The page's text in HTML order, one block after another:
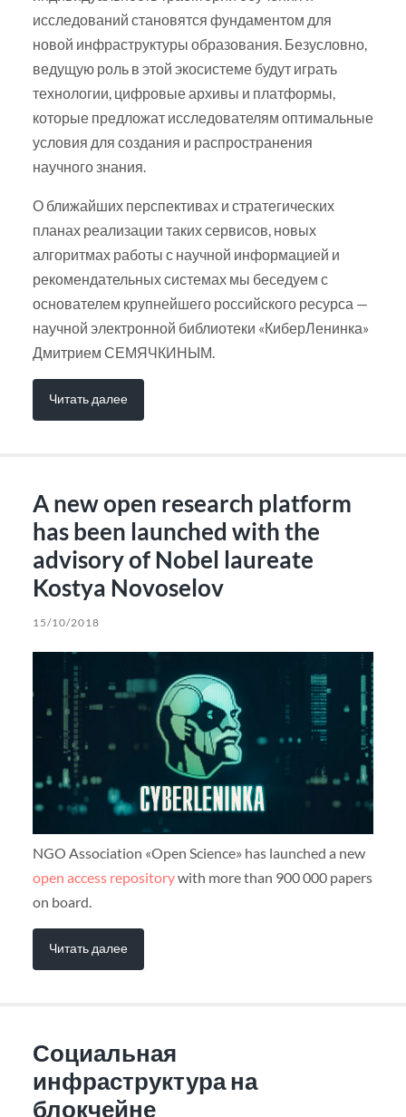
исследований становятся фундаментом для
новой инфраструктуры образования. Безусловно,
ведущую роль в этой экосистеме будут играть
технологии, цифровые архивы и платформы,
которые предложат исследователям оптимальные
условия для создания и распространения
научного знания.
О ближайших перспективах и стратегических
планах реализации таких сервисов, новых
алгоритмах работы с научной информацией и
рекомендательных системах мы беседуем с
основателем крупнейшего российского ресурса —
научной электронной библиотеки «КиберЛенинка»
Дмитрием СЕМЯЧКИНЫМ.
Читать далее
A new open research platform
has been launched with the
advisory of Nobel laureate
Kostya Novoselov
15/10/2018
NGO Association «Open Science» has launched a new
open access repositorywith more than 900 000 papers
on board.
Читать далее
Социальная
инфраструктура на
блокчейне